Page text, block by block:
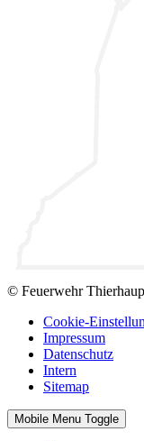
© Feuerwehr
Cookie-
Impressum
Datenschutz
Intern
Sitemap
Mobile Menu Toggle